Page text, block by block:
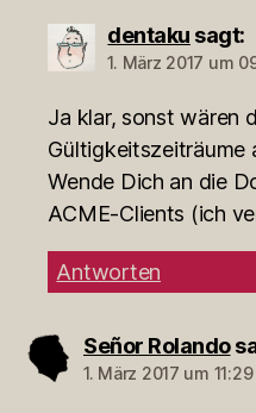
dentaku sagt:
1. März 2017 um
Ja klar, sonst wären
Gültigkeitszeiträume
Wende Dich an die
ACME-Clients (ich
Antworten
Señor Rolando
1. März 2017 um